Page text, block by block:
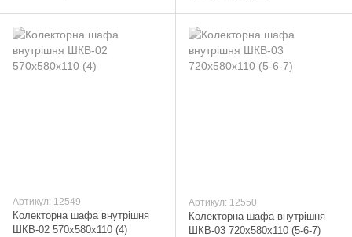
Артикул: 12549
Колекторна шафа внутрішня
ШКВ-02 570x580x110 (4)
Артикул: 12550
Колекторна шафа внутрішня
ШКВ-03 720x580x110 (5-6-7)